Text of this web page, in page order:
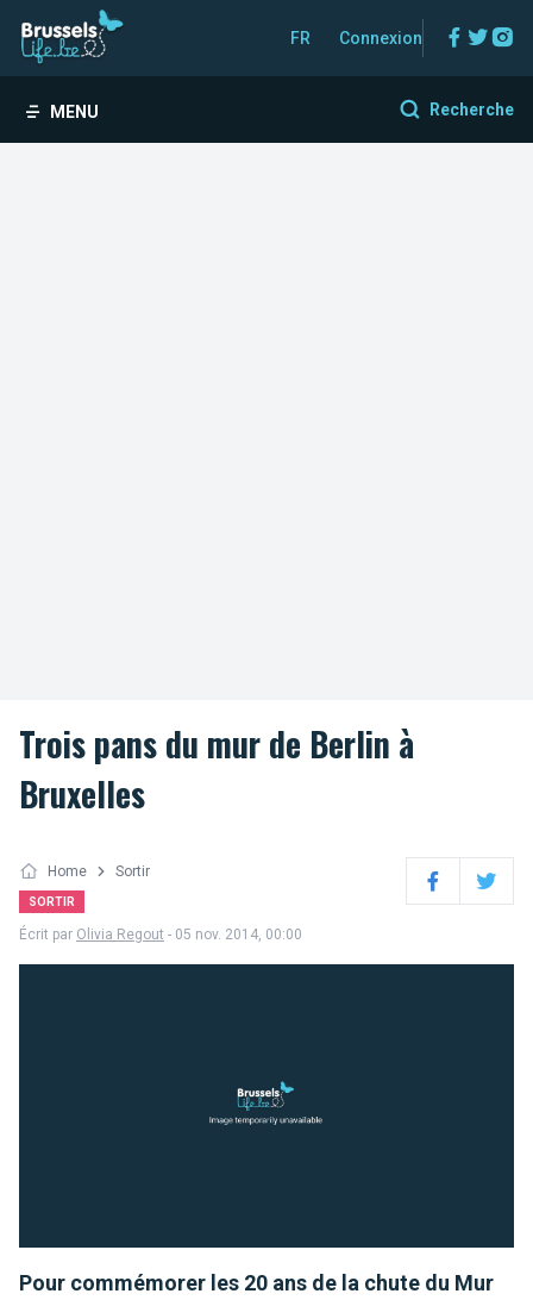
FR Connexion
MENU Recherche
Trois pans du mur de Berlin à
Bruxelles
Home Sortir
SORTIR FacebookTwitter
Écrit par Olivia Regout - 05 nov. 2014, 00:00
Pour commémorer les 20 ans de la chute du Mur